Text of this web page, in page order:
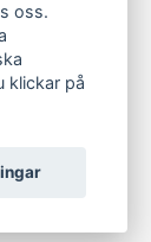
oss.
klickar på